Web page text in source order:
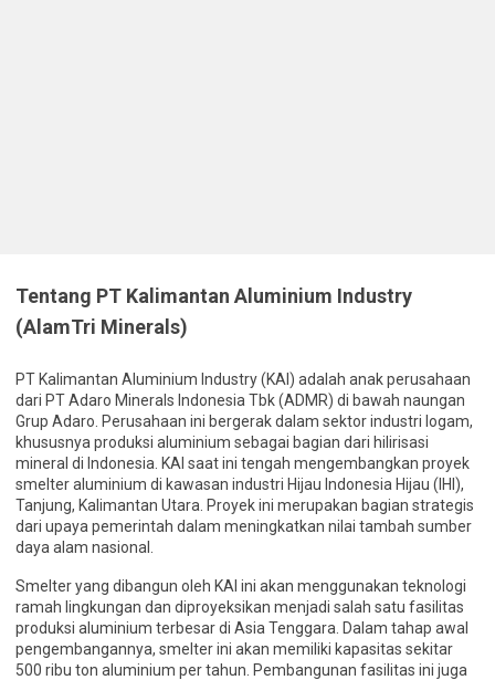
Tentang PT Kalimantan Aluminium Industry
(AlamTri Minerals)
PT Kalimantan Aluminium Industry (KAI) adalah anak perusahaan
dari PT Adaro Minerals Indonesia Tbk (ADMR) di bawah naungan
Grup Adaro. Perusahaan ini bergerak dalam sektor industri logam,
khususnya produksi aluminium sebagai bagian dari hilirisasi
mineral di Indonesia. KAI saat ini tengah mengembangkan proyek
smelter aluminium di kawasan industri Hijau Indonesia Hijau (IHI),
Tanjung, Kalimantan Utara. Proyek ini merupakan bagian strategis
dari upaya pemerintah dalam meningkatkan nilai tambah sumber
daya alam nasional.
Smelter yang dibangun oleh KAI ini akan menggunakan teknologi
ramah lingkungan dan diproyeksikan menjadi salah satu fasilitas
produksi aluminium terbesar di Asia Tenggara. Dalam tahap awal
pengembangannya, smelter ini akan memiliki kapasitas sekitar
500 ribu ton aluminium per tahun. Pembangunan fasilitas ini juga